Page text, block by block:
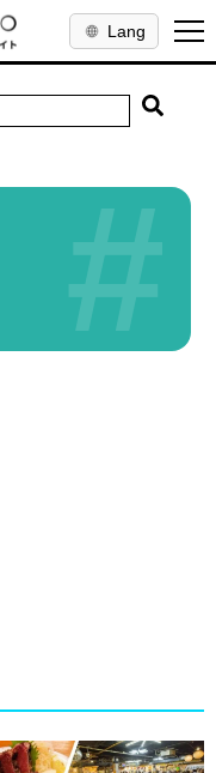
Lang
#